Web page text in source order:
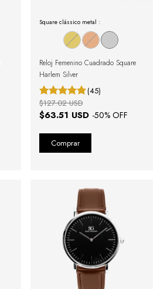
Square clássico metal :
Reloj Femenino Cuadrado Square
Harlem Silver
(45)
$63.51 USD -50% OFF
$127.02 USD